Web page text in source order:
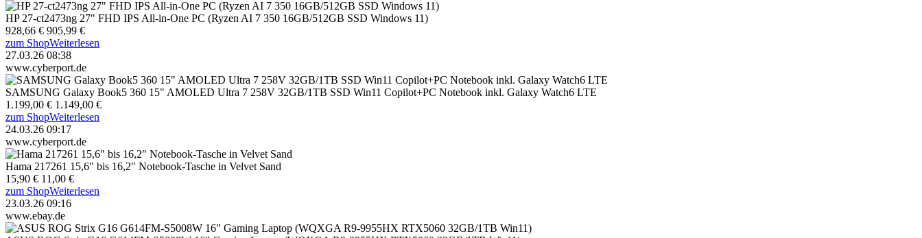
HP 27-ct2473ng 27" FHD IPS All-in-One PC (Ryzen AI 7 350 16GB/512GB SSD Windows 11)
928,66 € 905,99 €
zum ShopWeiterlesen
27.03.26 08:38
www.cyberport.de
SAMSUNG Galaxy Book5 360 15" AMOLED Ultra 7 258V 32GB/1TB SSD Win11 Copilot+PC Notebook inkl. Galaxy Watch6 LTE
1.199,00 € 1.149,00 €
zum ShopWeiterlesen
24.03.26 09:17
www.cyberport.de
Hama 217261 15,6" bis 16,2" Notebook-Tasche in Velvet Sand
15,90 € 11,00 €
zum ShopWeiterlesen
23.03.26 09:16
www.ebay.de